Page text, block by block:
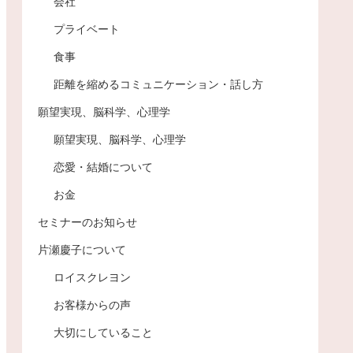
プライベート
食事
距離を縮めるコミュニケーション・話し方
願望実現、脳科学、心理学
願望実現、脳科学、心理学
恋愛・結婚について
お金
セミナーのお知らせ
片瀬慶子について
ロイスクレヨン
お客様からの声
大切にしていること